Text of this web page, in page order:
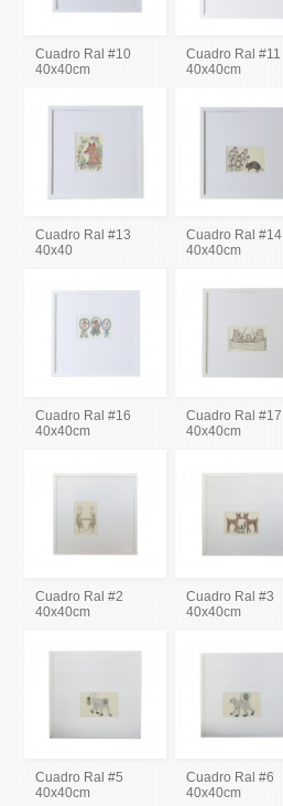
Cuadro Ral #10
40x40cm
Cuadro Ral #11
40x40cm
Cuadro Ral #13
40x40
Cuadro Ral #14
40x40cm
Cuadro Ral #16
40x40cm
Cuadro Ral #17
40x40cm
Cuadro Ral #2
40x40cm
Cuadro Ral #3
40x40cm
Cuadro Ral #5
40x40cm
Cuadro Ral #6
40x40cm